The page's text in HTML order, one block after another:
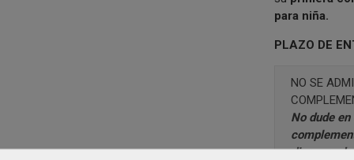
para niña.
PLAZO DE
NO SE
No dude
disponer